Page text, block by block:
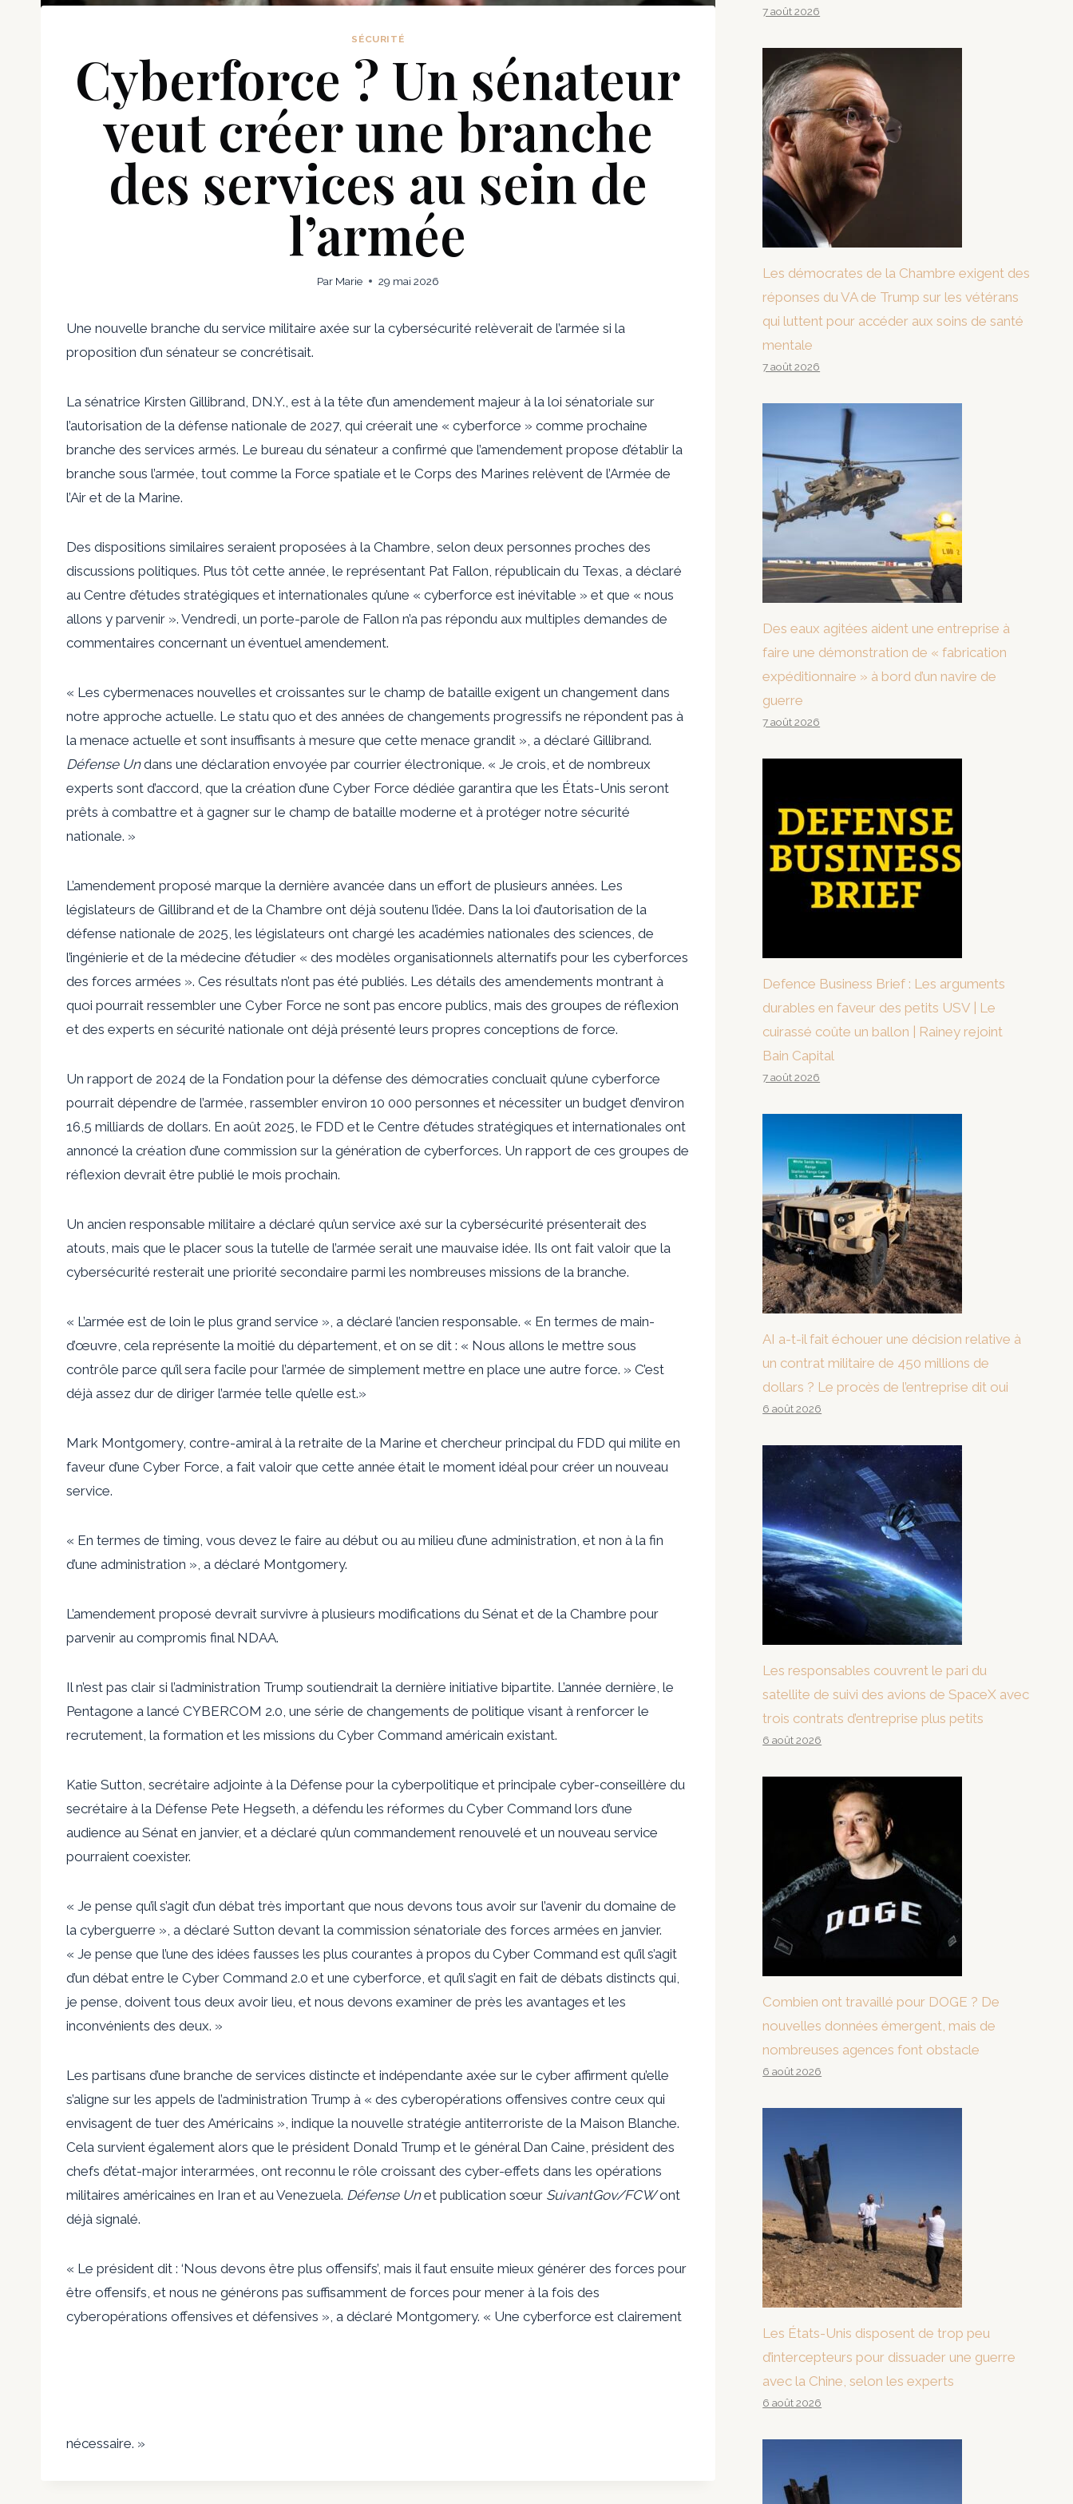
SÉCURITÉ
Cyberforce ? Un sénateur
veut créer une branche
des services au sein de
l’armée
Par Marie 29 mai 2026
Une nouvelle branche du service militaire axée sur la cybersécurité relèverait de l’armée si la
proposition d’un sénateur se concrétisait.
La sénatrice Kirsten Gillibrand, DN.Y., est à la tête d’un amendement majeur à la loi sénatoriale sur
l’autorisation de la défense nationale de 2027, qui créerait une « cyberforce » comme prochaine
branche des services armés. Le bureau du sénateur a confirmé que l’amendement propose d’établir la
branche sous l’armée, tout comme la Force spatiale et le Corps des Marines relèvent de l’Armée de
l’Air et de la Marine.
Des dispositions similaires seraient proposées à la Chambre, selon deux personnes proches des
discussions politiques. Plus tôt cette année, le représentant Pat Fallon, républicain du Texas, a déclaré
au Centre d’études stratégiques et internationales qu’une « cyberforce est inévitable » et que « nous
allons y parvenir ». Vendredi, un porte-parole de Fallon n’a pas répondu aux multiples demandes de
commentaires concernant un éventuel amendement.
« Les cybermenaces nouvelles et croissantes sur le champ de bataille exigent un changement dans
notre approche actuelle. Le statu quo et des années de changements progressifs ne répondent pas à
la menace actuelle et sont insuffisants à mesure que cette menace grandit », a déclaré Gillibrand.
Défense Undans une déclaration envoyée par courrier électronique. « Je crois, et de nombreux
experts sont d’accord, que la création d’une Cyber ​​Force dédiée garantira que les États-Unis seront
prêts à combattre et à gagner sur le champ de bataille moderne et à protéger notre sécurité
nationale. »
L’amendement proposé marque la dernière avancée dans un effort de plusieurs années. Les
législateurs de Gillibrand et de la Chambre ont déjà soutenu l’idée. Dans la loi d’autorisation de la
défense nationale de 2025, les législateurs ont chargé les académies nationales des sciences, de
l’ingénierie et de la médecine d’étudier « des modèles organisationnels alternatifs pour les cyberforces
des forces armées ». Ces résultats n’ont pas été publiés. Les détails des amendements montrant à
quoi pourrait ressembler une Cyber ​​Force ne sont pas encore publics, mais des groupes de réflexion
et des experts en sécurité nationale ont déjà présenté leurs propres conceptions de force.
Un rapport de 2024 de la Fondation pour la défense des démocraties concluait qu’une cyberforce
pourrait dépendre de l’armée, rassembler environ 10 000 personnes et nécessiter un budget d’environ
16,5 milliards de dollars. En août 2025, le FDD et le Centre d’études stratégiques et internationales ont
annoncé la création d’une commission sur la génération de cyberforces. Un rapport de ces groupes de
réflexion devrait être publié le mois prochain.
Un ancien responsable militaire a déclaré qu’un service axé sur la cybersécurité présenterait des
atouts, mais que le placer sous la tutelle de l’armée serait une mauvaise idée. Ils ont fait valoir que la
cybersécurité resterait une priorité secondaire parmi les nombreuses missions de la branche.
« L’armée est de loin le plus grand service », a déclaré l’ancien responsable. « En termes de main-
d’œuvre, cela représente la moitié du département, et on se dit : « Nous allons le mettre sous
contrôle parce qu’il sera facile pour l’armée de simplement mettre en place une autre force. » C’est
déjà assez dur de diriger l’armée telle qu’elle est.»
Mark Montgomery, contre-amiral à la retraite de la Marine et chercheur principal du FDD qui milite en
faveur d’une Cyber ​​Force, a fait valoir que cette année était le moment idéal pour créer un nouveau
service.
« En termes de timing, vous devez le faire au début ou au milieu d’une administration, et non à la fin
d’une administration », a déclaré Montgomery.
L’amendement proposé devrait survivre à plusieurs modifications du Sénat et de la Chambre pour
parvenir au compromis final NDAA.
Il n’est pas clair si l’administration Trump soutiendrait la dernière initiative bipartite. L’année dernière, le
Pentagone a lancé CYBERCOM 2.0, une série de changements de politique visant à renforcer le
recrutement, la formation et les missions du Cyber ​​Command américain existant.
Katie Sutton, secrétaire adjointe à la Défense pour la cyberpolitique et principale cyber-conseillère du
secrétaire à la Défense Pete Hegseth, a défendu les réformes du Cyber ​​Command lors d’une
audience au Sénat en janvier, et a déclaré qu’un commandement renouvelé et un nouveau service
pourraient coexister.
« Je pense qu’il s’agit d’un débat très important que nous devons tous avoir sur l’avenir du domaine de
la cyberguerre », a déclaré Sutton devant la commission sénatoriale des forces armées en janvier.
« Je pense que l’une des idées fausses les plus courantes à propos du Cyber ​​Command est qu’il s’agit
d’un débat entre le Cyber ​​Command 2.0 et une cyberforce, et qu’il s’agit en fait de débats distincts qui,
je pense, doivent tous deux avoir lieu, et nous devons examiner de près les avantages et les
inconvénients des deux. »
Les partisans d’une branche de services distincte et indépendante axée sur le cyber affirment qu’elle
s’aligne sur les appels de l’administration Trump à « des cyberopérations offensives contre ceux qui
envisagent de tuer des Américains », indique la nouvelle stratégie antiterroriste de la Maison Blanche.
Cela survient également alors que le président Donald Trump et le général Dan Caine, président des
chefs d’état-major interarmées, ont reconnu le rôle croissant des cyber-effets dans les opérations
militaires américaines en Iran et au Venezuela. Défense Unet publication sœur SuivantGov/FCWont
déjà signalé.
« Le président dit : ‘Nous devons être plus offensifs’, mais il faut ensuite mieux générer des forces pour
être offensifs, et nous ne générons pas suffisamment de forces pour mener à la fois des
cyberopérations offensives et défensives », a déclaré Montgomery. « Une cyberforce est clairement
nécessaire. »
7 août 2026
Les démocrates de la Chambre exigent des
réponses du VA de Trump sur les vétérans
qui luttent pour accéder aux soins de santé
mentale
7 août 2026
Des eaux agitées aident une entreprise à
faire une démonstration de « fabrication
expéditionnaire » à bord d’un navire de
guerre
7 août 2026
Defence Business Brief : Les arguments
durables en faveur des petits USV | Le
cuirassé coûte un ballon | Rainey rejoint
Bain Capital
7 août 2026
AI a-t-il fait échouer une décision relative à
un contrat militaire de 450 millions de
dollars ? Le procès de l’entreprise dit oui
6 août 2026
Les responsables couvrent le pari du
satellite de suivi des avions de SpaceX avec
trois contrats d’entreprise plus petits
6 août 2026
Combien ont travaillé pour DOGE ? De
nouvelles données émergent, mais de
nombreuses agences font obstacle
6 août 2026
Les États-Unis disposent de trop peu
d’intercepteurs pour dissuader une guerre
avec la Chine, selon les experts
6 août 2026